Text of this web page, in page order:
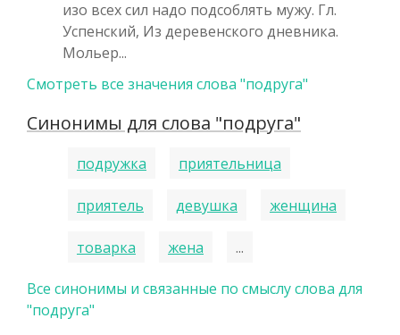
изо всех сил надо подсоблять мужу. Гл.
Успенский, Из деревенского дневника.
Мольер...
Смотреть все значения слова "подруга"
Синонимы для слова "подруга"
подружка приятельница
приятель девушка женщина
товарка жена ...
Все синонимы и связанные по смыслу слова для
"подруга"